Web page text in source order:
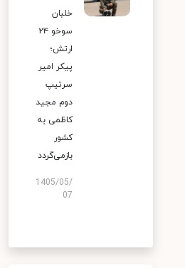
خلبان
سوخو ۲۴
ارتش؛
پیکر امیر
سرتیپ
دوم مجید
کاظمی به
کشور
بازمی‌گردد
1405/05/
07